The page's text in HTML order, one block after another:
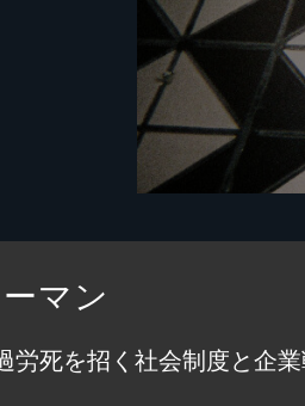
マン
労死を招く社会制度と企